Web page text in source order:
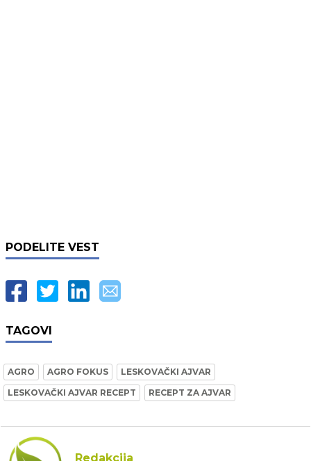
PODELITE VEST
TAGOVI
AGRO AGRO FOKUS
LESKOVAČKI AJVAR
LESKOVAČKI AJVAR RECEPT
RECEPT ZA AJVAR
Redakcija